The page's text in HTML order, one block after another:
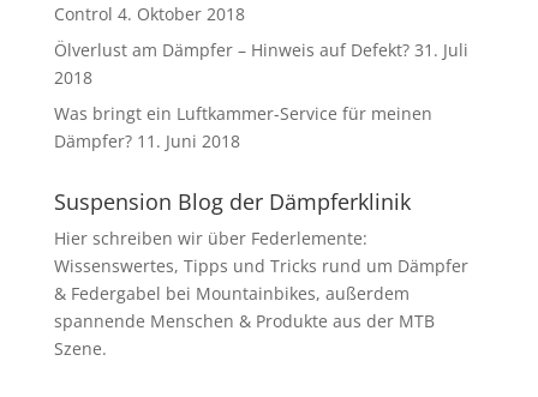
Control 4. Oktober 2018
Ölverlust am Dämpfer – Hinweis auf Defekt? 31. Juli
2018
Was bringt ein Luftkammer-Service für meinen
Dämpfer? 11. Juni 2018
Suspension Blog der Dämpferklinik
Hier schreiben wir über Federlemente:
Wissenswertes, Tipps und Tricks rund um Dämpfer
& Federgabel bei Mountainbikes, außerdem
spannende Menschen & Produkte aus der MTB
Szene.